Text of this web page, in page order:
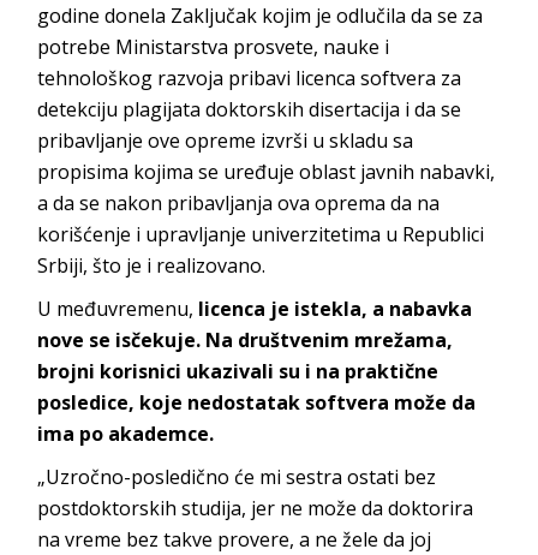
godine donela Zaključak kojim je odlučila da se za
potrebe Ministarstva prosvete, nauke i
tehnološkog razvoja pribavi licenca softvera za
detekciju plagijata doktorskih disertacija i da se
pribavljanje ove opreme izvrši u skladu sa
propisima kojima se uređuje oblast javnih nabavki,
a da se nakon pribavljanja ova oprema da na
korišćenje i upravljanje univerzitetima u Republici
Srbiji, što je i realizovano.
U međuvremenu, licenca je istekla, a nabavka
nove se isčekuje. Na društvenim mrežama,
brojni korisnici ukazivali su i na praktične
posledice, koje nedostatak softvera može da
ima po akademce.
„Uzročno-posledično će mi sestra ostati bez
postdoktorskih studija, jer ne može da doktorira
na vreme bez takve provere, a ne žele da joj